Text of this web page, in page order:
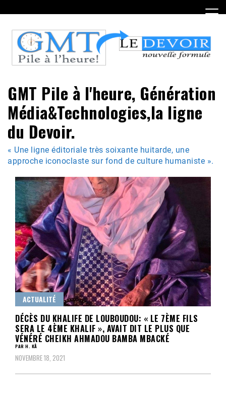
to
content
GMT Pile à l'heure, Génération
Média&Technologies,la ligne
du Devoir.
« Une ligne éditoriale très soixante huitarde, une
approche iconoclaste sur fond de culture humaniste ».
ACTUALITÉ
DÉCÈS DU KHALIFE DE LOUBOUDOU: « LE 7ÈME FILS
SERA LE 4ÈME KHALIF », AVAIT DIT LE PLUS QUE
VÉNÉRÉ CHEIKH AHMADOU BAMBA MBACKÉ
PAR H. KÂ
NOVEMBRE 18, 2021